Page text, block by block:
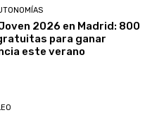
2026 en Madrid: 800
para ganar
este verano